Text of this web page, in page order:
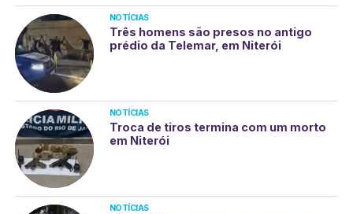
NOTÍCIAS
Três homens são presos no antigo
prédio da Telemar, em Niterói
NOTÍCIAS
Troca de tiros termina com um morto
em Niterói
NOTÍCIAS